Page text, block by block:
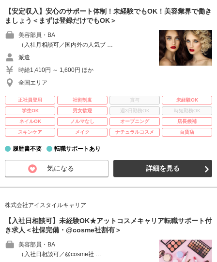
【安定収入】安心のサポート体制！未経験でもOK！美容業界で働き
ましょう＜まずは登録だけでもOK＞
美容部員・BA
（入社月相談可／国内外の人気ブ …
派遣
時給1,410円 ～ 1,600円 ほか
全国エリア
正社員登用 社割制度 賞与
未経験OK
学生OK
男女歓迎 週3日勤務OK
時短勤務OK
ネイルOK
ノルマなし オープニング
店長候補
スキンケア
メイク ナチュラルコスメ 百貨店
履歴書不要 転職サポートあり
気になる 詳細を見る
株式会社アイスタイルキャリア
【入社日相談可】未経験OK★アットコスメキャリア転職サポート付
き求人＜社保完備・@cosme社割有＞
美容部員・BA
（入社日相談可／@cosme社 …